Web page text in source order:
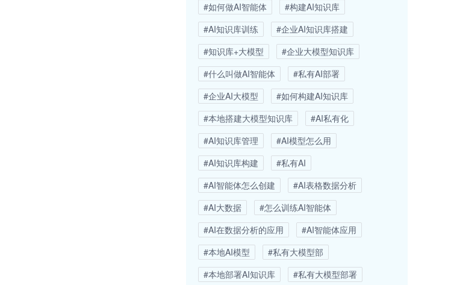
#如何做AI智能体
#构建AI知识库
#AI知识库训练
#企业AI知识库搭建
#知识库+大模型
#企业大模型知识库
#什么叫做AI智能体
#私有AI部署
#企业AI大模型
#如何构建AI知识库
#本地搭建大模型知识库
#AI私有化
#AI知识库管理
#AI模型怎么用
#AI知识库构建
#私有AI
#AI智能体怎么创建
#AI表格数据分析
#AI大数据
#怎么训练AI智能体
#AI在数据分析的应用
#AI智能体应用
#本地AI模型
#私有大模型部
#本地部署AI知识库
#私有大模型部署